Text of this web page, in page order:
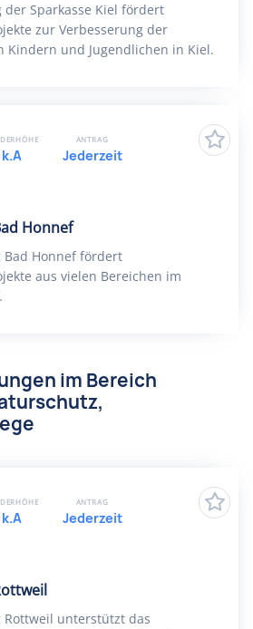
der Sparkasse Kiel fördert
zur Verbesserung der
Kindern und Jugendlichen in Kiel.
Honnef
Honnef fördert
aus vielen Bereichen im
k.A
ANTRAG
Jederzeit
im Bereich
unterstützt das
k.A
ANTRAG
Jederzeit